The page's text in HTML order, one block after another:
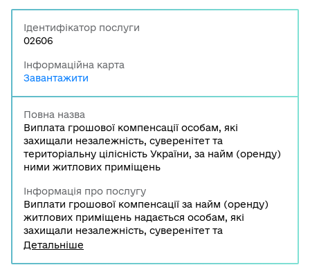
Ідентифікатор послуги
02606
Інформаційна карта
Завантажити
Повна назва
Виплата грошової компенсації особам, які
захищали незалежність, суверенітет та
територіальну цілісність України, за найм (оренду)
ними житлових приміщень
Інформація про послугу
Виплати грошової компенсації за найм (оренду)
житлових приміщень надається особам, які
захищали незалежність, суверенітет та
територіальну цілісність України.
Детальніше